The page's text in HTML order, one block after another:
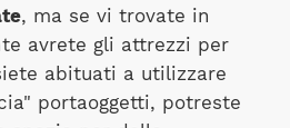
, ma se vi trovate in
avrete gli attrezzi per
abituati a utilizzare
portaoggetti, potreste